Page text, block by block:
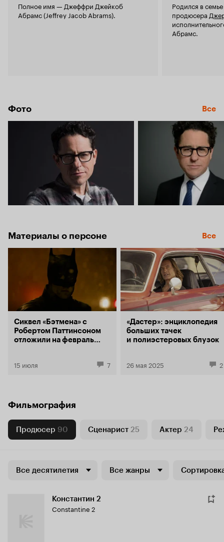
Полное имя — Джеффри Джейкоб
Абрамс (Jeffrey Jacob Abrams).
Родился в
продюсера
Абрамс.
Фото Все
Материалы о персоне Все
Сиквел «Бэтмена» с
Робертом Паттинсоном
отложили на февраль
15 июля 7
«Дастер»: энциклопедия
больших тачек
и полиэстеровых блузок
26 мая 2025 2
Фильмография
Продюсер 90 Сценарист 25 Актер 24
Все десятилетия Все жанры
Константин 2
Constantine 2